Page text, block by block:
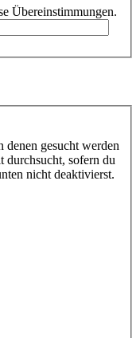
Übereinstimmungen.
denen gesucht werden
durchsucht, sofern du
nicht deaktivierst.